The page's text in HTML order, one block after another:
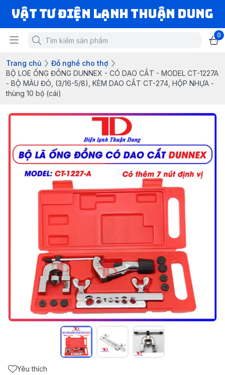
VẬT TƯ ĐIỆN LẠNH THUẬN DUNG
0
Trang chủ
Đồ nghề cho thợ
BỘ LOE ỐNG ĐỒNG DUNNEX - CÓ DAO CẮT - MODEL CT-1227A
- BỘ MÀU ĐỎ, (3/16-5/8), KÈM DAO CẮT CT-274, HỘP NHỰA -
thùng 10 bộ (cái)
Yêu thích